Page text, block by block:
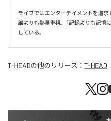
ライブではエンターテイメントを追求
誰よりも熱量重視、「記録よりも記憶
している。
T-HEADの他のリリース： T-HEAD